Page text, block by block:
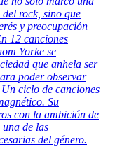
rock, sino que
y preocupación
12 canciones
Yorke se
que anhela ser
poder observar
ciclo de canciones
Su
con la ambición de
de las
del género.